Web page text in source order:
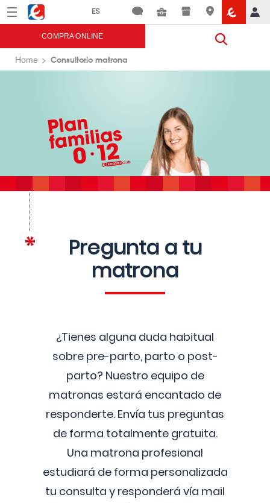
Menú Eroski
COMPRA ONLINE
Home Consultorio matrona
Pregunta a tu
matrona
¿Tienes alguna duda habitual
sobre pre-parto, parto o post-
parto? Nuestro equipo de
matronas estará encantado de
responderte. Envía tus preguntas
de forma totalmente gratuita.
Una matrona profesional
estudiará de forma personalizada
tu consulta y responderá vía mail